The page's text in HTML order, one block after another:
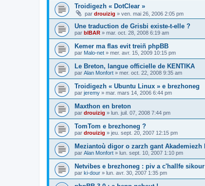
Troidigezh « DotClear »
par drouizig » ven. mai 26, 2006 2:05 pm
Une traduction de Grisbi existe-t-elle ?
par bIBAR » mar. oct. 28, 2008 6:19 am
Kemer ma flas evit treiñ phpBB
par Malo-net » mer. avr. 15, 2009 10:15 pm
Le Breton, langue officielle de KENTIKA
par Alan Monfort » mer. oct. 22, 2008 9:35 am
Troidigezh « Ubuntu Linux » e brezhoneg
par jeremy » mar. mars 14, 2006 6:44 pm
Maxthon en breton
par drouizig » lun. juil. 07, 2008 7:44 pm
TomTom e brezhoneg ?
par drouizig » jeu. sept. 20, 2007 12:15 pm
Meziantoù digor o zarzh gant Akademiezh
par Alan Monfort » lun. sept. 10, 2007 1:10 pm
Netvibes e brezhoneg : piv a c'hallfe
par ki-dour » lun. avr. 30, 2007 1:35 pm